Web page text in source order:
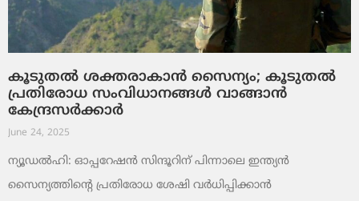
കൂടുതൽ ശക്തരാകാൻ സൈന്യം; കൂടുതൽ
പ്രതിരോധ സംവിധാനങ്ങൾ വാങ്ങാൻ
കേന്ദ്രസർക്കാർ
June 24, 2025
ന്യൂഡൽഹി: ഓപ്പറേഷൻ സിന്ദൂറിന് പിന്നാലെ ഇന്ത്യൻ
സൈന്യത്തിന്റെ പ്രതിരോധ ശേഷി വർധിപ്പിക്കാൻ